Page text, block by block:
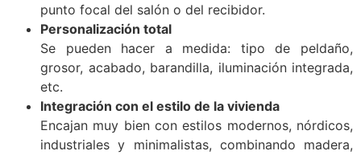
punto focal del salón o del recibidor.
Personalización total
Se pueden hacer a medida: tipo de peldaño,
grosor, acabado, barandilla, iluminación integrada,
etc.
Integración con el estilo de la vivienda
Encajan muy bien con estilos modernos, nórdicos,
industriales y minimalistas, combinando madera,